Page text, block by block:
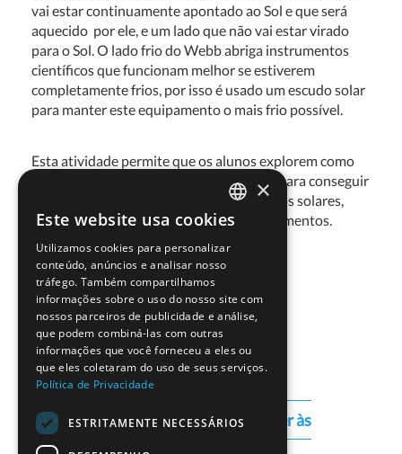
vai estar continuamente apontado ao Sol e que será
aquecido por ele, e um lado que não vai estar virado
para o Sol. O lado frio do Webb abriga instrumentos
científicos que funcionam melhor se estiverem
completamente frios, por isso é usado um escudo solar
para manter este equipamento o mais frio possível.
Esta atividade permite que os alunos explorem como
são usados materiais refletores do calor para conseguir
este objetivo, já que estes refletem os raios solares,
evitando assim o aquecimento dos instrumentos.
Autoria: ESERO UK
Download de Recurso - Sobreviver às
temperaturas do Espaço
PORTUGUESE
ENGLISH
×
Este website usa cookies
Utilizamos cookies para personalizar
conteúdo, anúncios e analisar nosso
tráfego. Também compartilhamos
informações sobre o uso do nosso site com
nossos parceiros de publicidade e análise,
que podem combiná-las com outras
informações que você forneceu a eles ou
que eles coletaram do uso de seus serviços.
Política de Privacidade
ESTRITAMENTE NECESSÁRIOS